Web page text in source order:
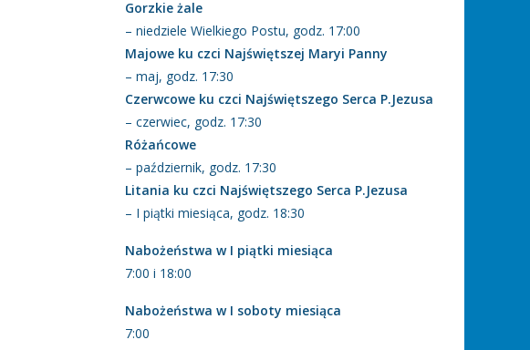
Gorzkie żale
– niedziele Wielkiego Postu, godz. 17:00
Majowe ku czci Najświętszej Maryi Panny
– maj, godz. 17:30
Czerwcowe ku czci Najświętszego Serca P.Jezusa
– czerwiec, godz. 17:30
Różańcowe
– październik, godz. 17:30
Litania ku czci Najświętszego Serca P.Jezusa
– I piątki miesiąca, godz. 18:30
Nabożeństwa w I piątki miesiąca
7:00 i 18:00
Nabożeństwa w I soboty miesiąca
7:00